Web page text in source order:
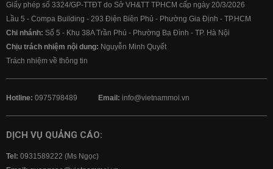
Giấy phép số 3324/GP-TTĐT do Sở VH&TT TPHCM cấp ngày 20/3/2026
Lầu 5 - Compa Building - 293 Điện Biên Phủ - Phường Gia Định - TP.HCM
Chi nhánh: Số 5 - Khu 38A Trần Phú - Phường Ba Đình - TP. Hà Nội
Chịu trách nhiệm nội dung: Nguyễn Minh Quyết
Trách nhiệm về thông tin
Hotline: 0975798489 Email: info@vietnammoi.vn
DỊCH VỤ QUẢNG CÁO:
Tel: 0931589222 (Ms Ngọc)